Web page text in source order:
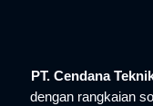
PT. Cendana
dengan rangkaian